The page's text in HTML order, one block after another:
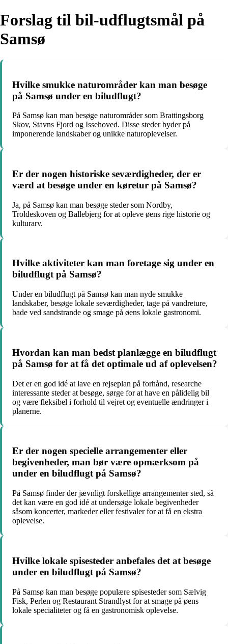
Forslag til bil-udflugtsmål på
Samsø
Hvilke smukke naturområder kan man besøge
på Samsø under en biludflugt?
På Samsø kan man besøge naturområder som Brattingsborg
Skov, Stavns Fjord og Issehoved. Disse steder byder på
imponerende landskaber og unikke naturoplevelser.
Er der nogen historiske seværdigheder, der er
værd at besøge under en køretur på Samsø?
Ja, på Samsø kan man besøge steder som Nordby,
Troldeskoven og Ballebjerg for at opleve øens rige historie og
kulturarv.
Hvilke aktiviteter kan man foretage sig under en
biludflugt på Samsø?
Under en biludflugt på Samsø kan man nyde smukke
landskaber, besøge lokale seværdigheder, tage på vandreture,
bade ved sandstrande og smage på øens lokale gastronomi.
Hvordan kan man bedst planlægge en biludflugt
på Samsø for at få det optimale ud af oplevelsen?
Det er en god idé at lave en rejseplan på forhånd, researche
interessante steder at besøge, sørge for at have en pålidelig bil
og være fleksibel i forhold til vejret og eventuelle ændringer i
planerne.
Er der nogen specielle arrangementer eller
begivenheder, man bør være opmærksom på
under en biludflugt på Samsø?
På Samsø finder der jævnligt forskellige arrangementer sted, så
det kan være en god idé at undersøge lokale begivenheder
såsom koncerter, markeder eller festivaler for at få en ekstra
oplevelse.
Hvilke lokale spisesteder anbefales det at besøge
under en biludflugt på Samsø?
På Samsø kan man besøge populære spisesteder som Sælvig
Fisk, Perlen og Restaurant Strandlyst for at smage på øens
lokale specialiteter og få en gastronomisk oplevelse.